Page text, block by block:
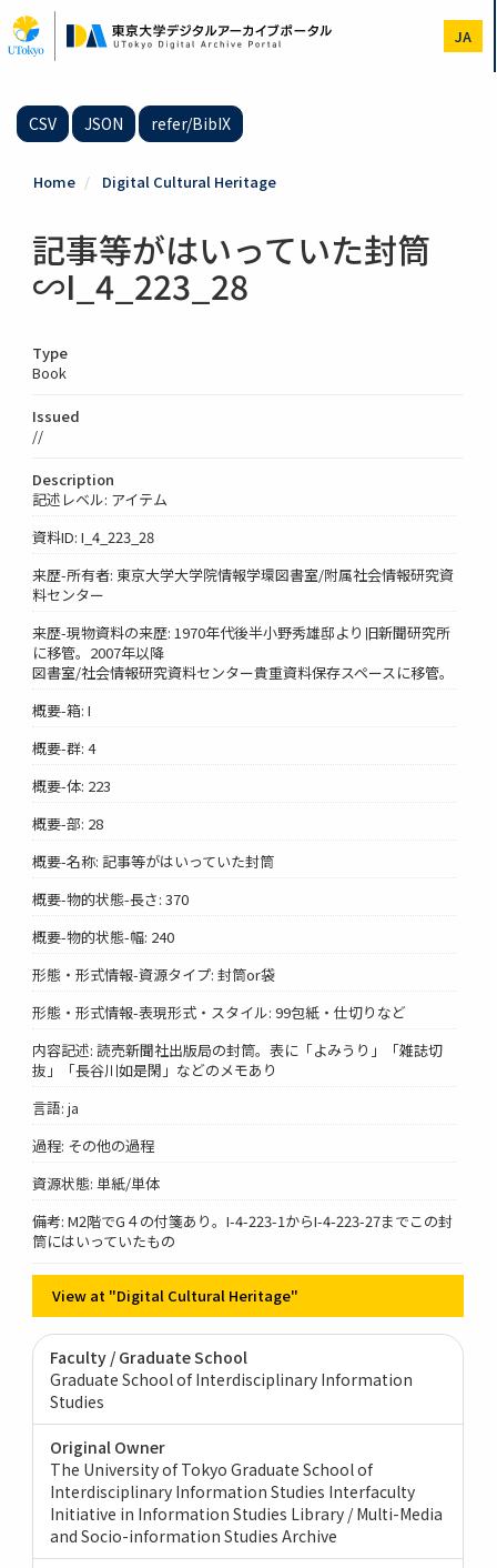
to
main
JA
CSV JSON refer/BibIX
Home Digital Cultural Heritage
記事等がはいっていた封筒
∽I_4_223_28
Type
Book
Issued
//
Description
記述レベル: アイテム
資料ID: I_4_223_28
来歴-所有者: 東京大学大学院情報学環図書室/附属社会情報研究資
料センター
来歴-現物資料の来歴: 1970年代後半小野秀雄邸より旧新聞研究所
に移管。2007年以降
図書室/社会情報研究資料センター貴重資料保存スペースに移管。
概要-箱: I
概要-群: 4
概要-体: 223
概要-部: 28
概要-名称: 記事等がはいっていた封筒
概要-物的状態-長さ: 370
概要-物的状態-幅: 240
形態・形式情報-資源タイプ: 封筒or袋
形態・形式情報-表現形式・スタイル: 99包紙・仕切りなど
内容記述: 読売新聞社出版局の封筒。表に「よみうり」「雑誌切
抜」「長谷川如是閑」などのメモあり
言語: ja
過程: その他の過程
資源状態: 単紙/単体
備考: M2階でG４の付箋あり。I-4-223-1からI-4-223-27までこの封
筒にはいっていたもの
View at "Digital Cultural Heritage"
Faculty / Graduate School
Graduate School of Interdisciplinary Information
Studies
Original Owner
The University of Tokyo Graduate School of
Interdisciplinary Information Studies Interfaculty
Initiative in Information Studies Library / Multi-Media
and Socio-information Studies Archive